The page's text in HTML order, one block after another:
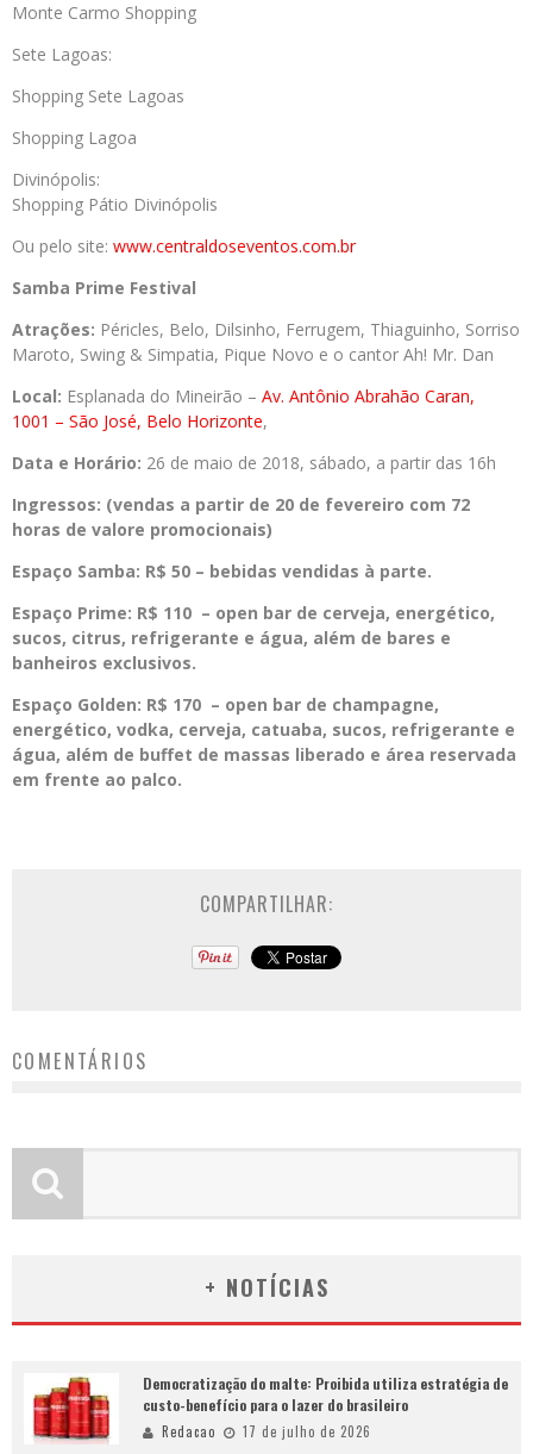
Monte Carmo Shopping
Sete Lagoas:
Shopping Sete Lagoas
Shopping Lagoa
Divinópolis:
Shopping Pátio Divinópolis
Ou pelo site: www.centraldoseventos.com.br
Samba Prime Festival
Atrações: Péricles, Belo, Dilsinho, Ferrugem, Thiaguinho, Sorriso
Maroto, Swing & Simpatia, Pique Novo e o cantor Ah! Mr. Dan
Local: Esplanada do Mineirão – Av. Antônio Abrahão Caran,
1001 – São José, Belo Horizonte,
Data e Horário: 26 de maio de 2018, sábado, a partir das 16h
Ingressos: (vendas a partir de 20 de fevereiro com 72
horas de valore promocionais)
Espaço Samba: R$ 50 – bebidas vendidas à parte.
Espaço Prime: R$ 110 – open bar de cerveja, energético,
sucos, citrus, refrigerante e água, além de bares e
banheiros exclusivos.
Espaço Golden: R$ 170 – open bar de champagne,
energético, vodka, cerveja, catuaba, sucos, refrigerante e
água, além de buffet de massas liberado e área reservada
em frente ao palco.
COMPARTILHAR:
COMENTÁRIOS
+ NOTÍCIAS
Democratização do malte: Proibida utiliza estratégia de
custo-benefício para o lazer do brasileiro
Redacao 17 de julho de 2026